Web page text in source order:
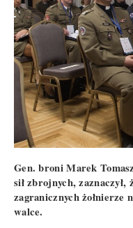
Gen. broni Marek
sił zbrojnych, zaznaczył,
zagranicznych żołnierze
walce.